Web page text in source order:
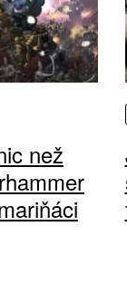
než